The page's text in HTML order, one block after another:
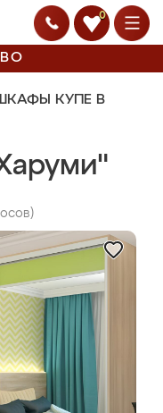
0
КУПЕ В